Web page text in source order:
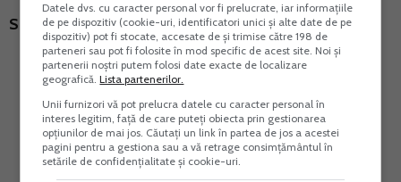
Sursa:Portal Contabilitate
Datele dvs. cu caracter personal vor fi prelucrate, iar informațiile
de pe dispozitiv (cookie-uri, identificatori unici și alte date de pe
dispozitiv) pot fi stocate, accesate de și trimise către 198 de
parteneri sau pot fi folosite în mod specific de acest site. Noi și
partenerii noștri putem folosi date exacte de localizare
geografică.Lista partenerilor.
Unii furnizori vă pot prelucra datele cu caracter personal în
interes legitim, față de care puteți obiecta prin gestionarea
opțiunilor de mai jos. Căutați un link în partea de jos a acestei
pagini pentru a gestiona sau a vă retrage consimțământul în
setările de confidențialitate și cookie-uri.